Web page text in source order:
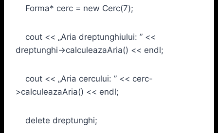
Forma* cerc = new Cerc(7);
cout << „Aria dreptunghiului: ” <<
dreptunghi->calculeazaAria() << endl;
cout << „Aria cercului: ” << cerc-
>calculeazaAria() << endl;
delete dreptunghi;